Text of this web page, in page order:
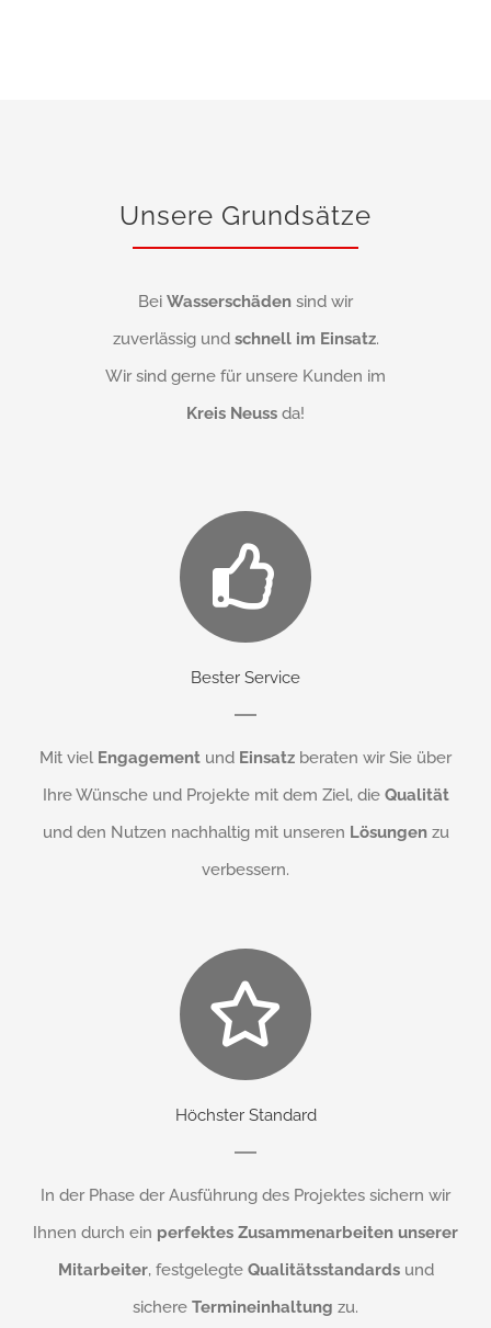
Unsere Grundsätze
Bei Wasserschäden sind wir
zuverlässig und schnell im Einsatz.
Wir sind gerne für unsere Kunden im
Kreis Neuss da!
Bester Service
Mit viel Engagement und Einsatz beraten wir Sie über
Ihre Wünsche und Projekte mit dem Ziel, die Qualität
und den Nutzen nachhaltig mit unseren Lösungenzu
verbessern.
Höchster Standard
In der Phase der Ausführung des Projektes sichern wir
Ihnen durch ein perfektes Zusammenarbeiten unserer
Mitarbeiter, festgelegte Qualitätsstandardsund
sichere Termineinhaltung zu.